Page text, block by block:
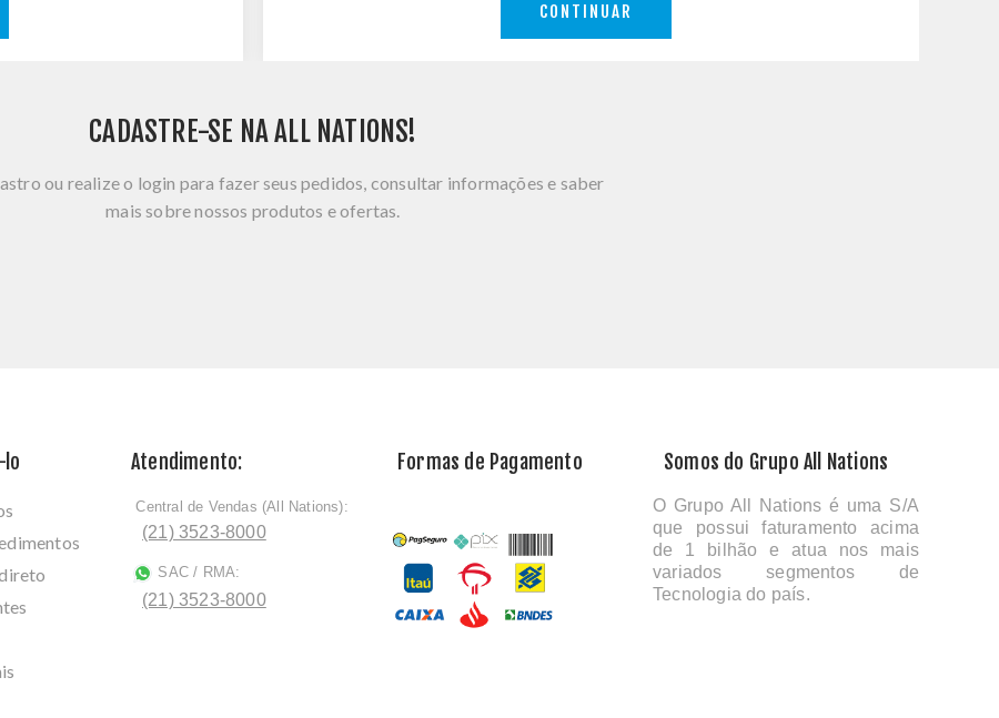
CONTINUAR
CADASTRE-SE NA ALL NATIONS!
ou realize o login para fazer seus pedidos, consultar informações e saber
mais sobre nossos produtos e ofertas.
lo Atendimento:
ﾠCentral de Vendas (All Nations):
(21) 3523-8000
SAC / RMA:
(21) 3523-8000
Formas de Pagamento Somos do Grupo All Nations
O Grupo All Nations é uma S/A
que possui faturamento acima
de 1 bilhão e atua nos mais
variados segmentos de
Tecnologia do país.